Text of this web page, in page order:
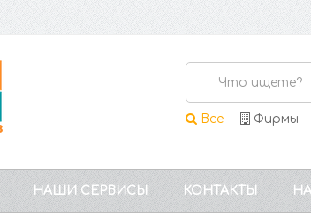
Все Фирмы
НАШИ СЕРВИСЫ КОНТАКТЫ